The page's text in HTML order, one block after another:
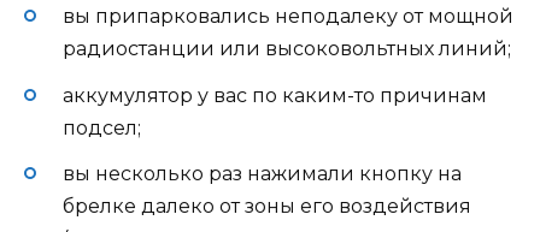
вы припарковались неподалеку от мощной
радиостанции или высоковольтных линий;
аккумулятор у вас по каким-то причинам
подсел;
вы несколько раз нажимали кнопку на
брелке далеко от зоны его воздействия